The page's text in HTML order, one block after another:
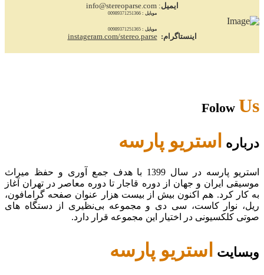
ایمیل : info@stereoparse.com
موبایل :00989371251366
موبایل :00989371251365
اینستاگرام: instageram.com/stereo.parse
FolowUs
درباره استریو پارسه
استریو پارسه در سال 1399 با هدف جمع آوری و حفظ میراث
موسیقی ایران و جهان از دوره قاجار تا دوره معاصر در تهران آغاز
به کار کرد. هم اکنون بیش از بیست هزار عنوان صفحه گرامافون،
ریل، نوار کاست، سی دی و مجموعه بی‌نظیری از دستگاه های
صوتی کلکسیونی در اختیار این مجموعه قرار دارد.
وبسایت استریو پارسه